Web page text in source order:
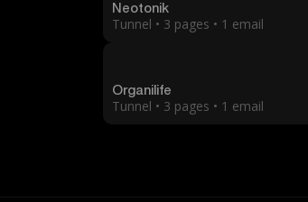
Neotonik
Tunnel • 3 pages • 1 email
Organilife
Tunnel • 3 pages • 1 email